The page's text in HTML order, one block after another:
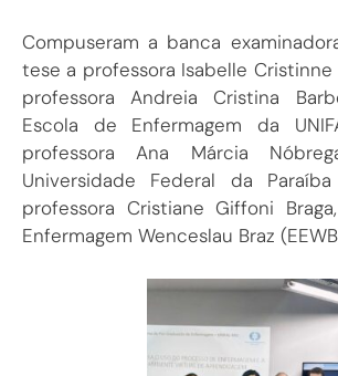
Compuseram a banca
tese a professora Isabelle
professora Andreia Cristina
Escola de Enfermagem da
professora Ana Márcia
Universidade Federal da
professora Cristiane Giffoni
Enfermagem Wenceslau Braz